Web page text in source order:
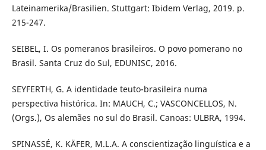
Lateinamerika/Brasilien. Stuttgart: Ibidem Verlag, 2019. p.
215-247.
SEIBEL, I. Os pomeranos brasileiros. O povo pomerano no
Brasil. Santa Cruz do Sul, EDUNISC, 2016.
SEYFERTH, G. A identidade teuto-brasileira numa
perspectiva histórica. In: MAUCH, C.; VASCONCELLOS, N.
(Orgs.), Os alemães no sul do Brasil. Canoas: ULBRA, 1994.
SPINASSÉ, K. KÄFER, M.L.A. A conscientização linguística e a